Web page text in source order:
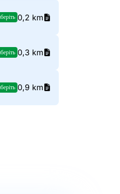
0,2 km
0,3 km
0,9 km